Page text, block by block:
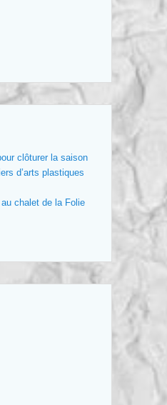
clôturer la saison
d’arts plastiques
chalet de la Folie